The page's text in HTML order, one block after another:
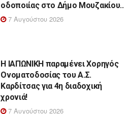
οδοποιίας στο Δήμο Μουζακίου..
7 Αυγούστου 2026
Η ΙΑΠΩΝΙΚΗ παραμένει Χορηγός
Ονοματοδοσίας του Α.Σ.
Καρδίτσας για 4η διαδοχική
χρονιά!
7 Αυγούστου 2026